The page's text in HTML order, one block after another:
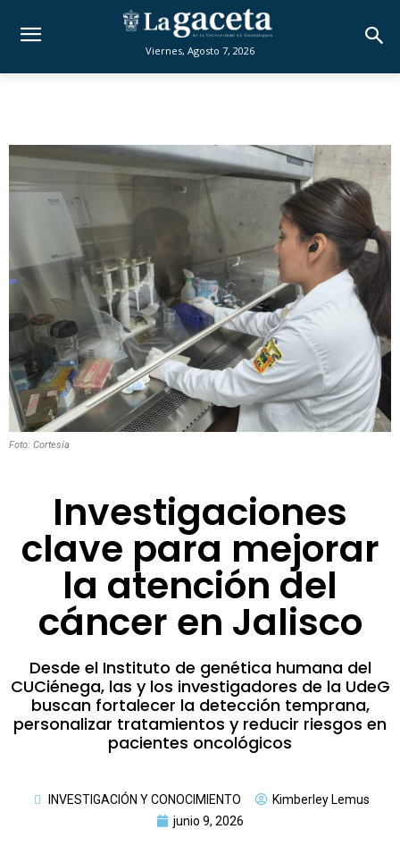
Viernes, Agosto 7, 2026
Foto: Cortesía
Investigaciones
clave para mejorar
la atención del
cáncer en Jalisco
Desde el Instituto de genética humana del
CUCiénega, las y los investigadores de la UdeG
buscan fortalecer la detección temprana,
personalizar tratamientos y reducir riesgos en
pacientes oncológicos
INVESTIGACIÓN Y CONOCIMIENTO
Kimberley Lemus
junio 9, 2026